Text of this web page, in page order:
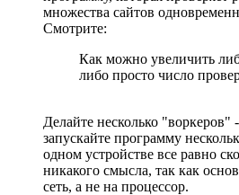
множества сайтов
Смотрите:
Как можно увеличить
либо просто число
Делайте несколько "воркеров"
запускайте программу
одном устройстве все равно
никакого смысла, так как
сеть, а не на процессор.